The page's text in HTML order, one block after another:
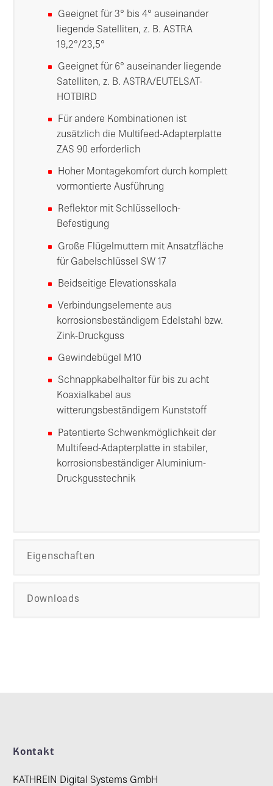
Geeignet für 3° bis 4° auseinander
liegende Satelliten, z. B. ASTRA
19,2°/23,5°
Geeignet für 6° auseinander liegende
Satelliten, z. B. ASTRA/EUTELSAT-
HOTBIRD
Für andere Kombinationen ist
zusätzlich die Multifeed-Adapterplatte
ZAS 90 erforderlich
Hoher Montagekomfort durch komplett
vormontierte Ausführung
Reflektor mit Schlüsselloch-
Befestigung
Große Flügelmuttern mit Ansatzfläche
für Gabelschlüssel SW 17
Beidseitige Elevationsskala
Verbindungselemente aus
korrosionsbeständigem Edelstahl bzw.
Zink-Druckguss
Gewindebügel M10
Schnappkabelhalter für bis zu acht
Koaxialkabel aus
witterungsbeständigem Kunststoff
Patentierte Schwenkmöglichkeit der
Multifeed-Adapterplatte in stabiler,
korrosionsbeständiger Aluminium-
Druckgusstechnik
Eigenschaften
Downloads
Kontakt
KATHREIN Digital Systems GmbH